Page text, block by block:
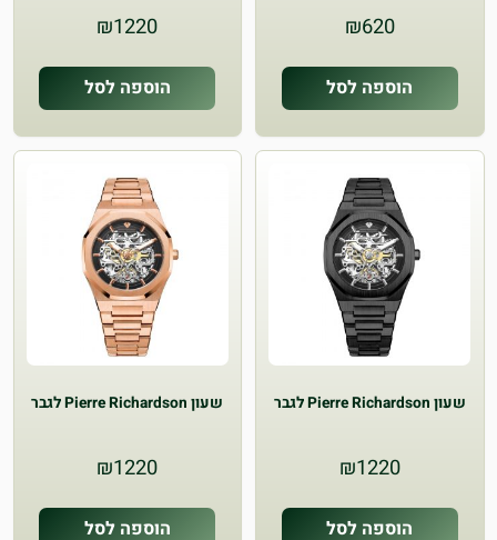
₪620
הוספה לסל
₪1220
הוספה לסל
שעון Pierre Richardson לגבר
₪1220
הוספה לסל
שעון Pierre Richardson לגבר
₪1220
הוספה לסל